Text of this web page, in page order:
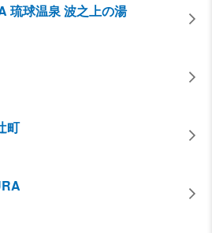
琉球温泉 波之上の湯
町